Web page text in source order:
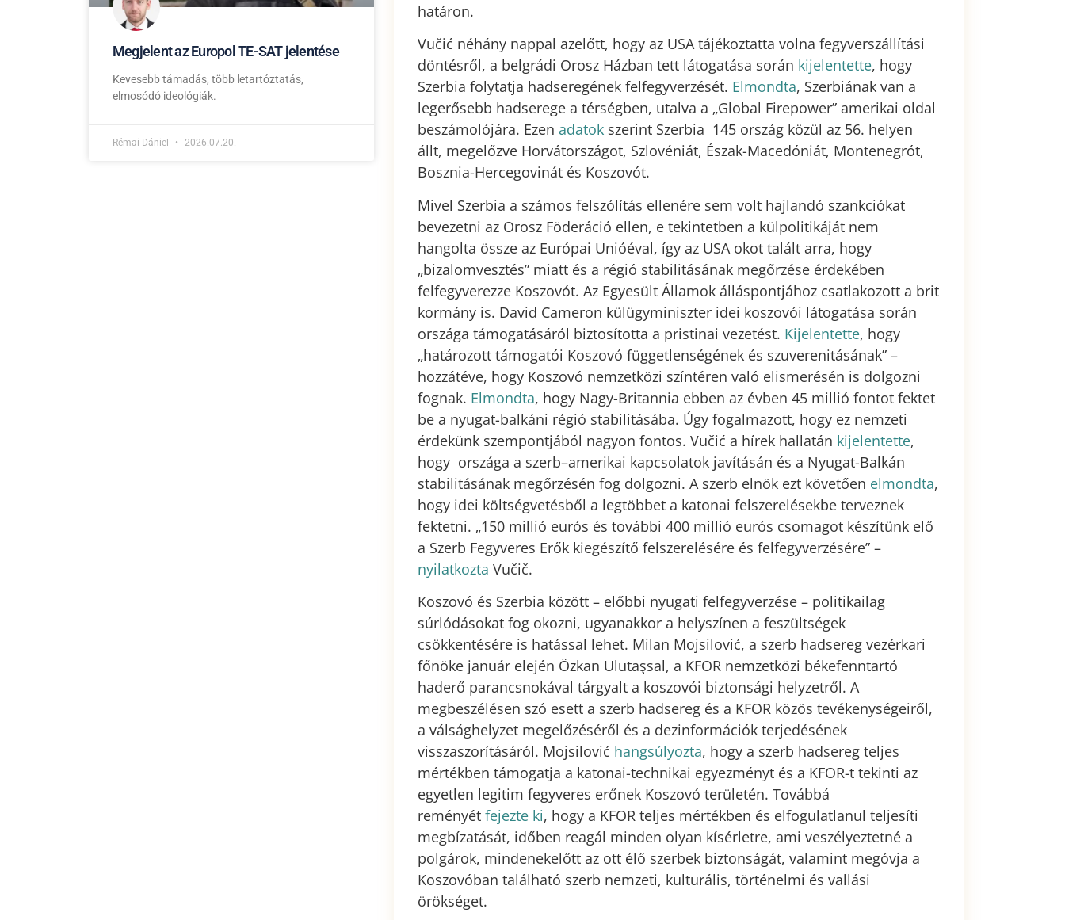
Megjelent az Europol TE-SAT jelentése
Kevesebb támadás, több letartóztatás,
elmosódó ideológiák.
Rémai Dániel 2026.07.20.
határon.
Vučić néhány nappal azelőtt, hogy az USA tájékoztatta volna fegyverszállítási
döntésről, a belgrádi Orosz Házban tett látogatása során kijelentette, hogy
Szerbia folytatja hadseregének felfegyverzését. Elmondta, Szerbiának van a
legerősebb hadserege a térségben, utalva a „Global Firepower” amerikai oldal
beszámolójára. Ezen adatokszerint Szerbia 145 ország közül az 56. helyen
állt, megelőzve Horvátországot, Szlovéniát, Észak-Macedóniát, Montenegrót,
Bosznia-Hercegovinát és Koszovót.
Mivel Szerbia a számos felszólítás ellenére sem volt hajlandó szankciókat
bevezetni az Orosz Föderáció ellen, e tekintetben a külpolitikáját nem
hangolta össze az Európai Unióéval, így az USA okot talált arra, hogy
„bizalomvesztés” miatt és a régió stabilitásának megőrzése érdekében
felfegyverezze Koszovót. Az Egyesült Államok álláspontjához csatlakozott a brit
kormány is. David Cameron külügyminiszter idei koszovói látogatása során
országa támogatásáról biztosította a pristinai vezetést. Kijelentette, hogy
„határozott támogatói Koszovó függetlenségének és szuverenitásának” –
hozzátéve, hogy Koszovó nemzetközi színtéren való elismerésén is dolgozni
fognak. Elmondta, hogy Nagy-Britannia ebben az évben 45 millió fontot fektet
be a nyugat-balkáni régió stabilitásába. Úgy fogalmazott, hogy ez nemzeti
érdekünk szempontjából nagyon fontos. Vučić a hírek hallatán kijelentette,
hogy országa a szerb–amerikai kapcsolatok javításán és a Nyugat-Balkán
stabilitásának megőrzésén fog dolgozni. A szerb elnök ezt követően elmondta,
hogy idei költségvetésből a legtöbbet a katonai felszerelésekbe terveznek
fektetni. „150 millió eurós és további 400 millió eurós csomagot készítünk elő
a Szerb Fegyveres Erők kiegészítő felszerelésére és felfegyverzésére” –
nyilatkozta Vučič.
Koszovó és Szerbia között – előbbi nyugati felfegyverzése – politikailag
súrlódásokat fog okozni, ugyanakkor a helyszínen a feszültségek
csökkentésére is hatással lehet. Milan Mojsilović, a szerb hadsereg vezérkari
főnöke január elején Özkan Ulutaşsal, a KFOR nemzetközi békefenntartó
haderő parancsnokával tárgyalt a koszovói biztonsági helyzetről. A
megbeszélésen szó esett a szerb hadsereg és a KFOR közös tevékenységeiről,
a válsághelyzet megelőzéséről és a dezinformációk terjedésének
visszaszorításáról. Mojsilović hangsúlyozta, hogy a szerb hadsereg teljes
mértékben támogatja a katonai-technikai egyezményt és a KFOR-t tekinti az
egyetlen legitim fegyveres erőnek Koszovó területén. Továbbá
reményét fejezte ki, hogy a KFOR teljes mértékben és elfogulatlanul teljesíti
megbízatását, időben reagál minden olyan kísérletre, ami veszélyeztetné a
polgárok, mindenekelőtt az ott élő szerbek biztonságát, valamint megóvja a
Koszovóban található szerb nemzeti, kulturális, történelmi és vallási
örökséget.